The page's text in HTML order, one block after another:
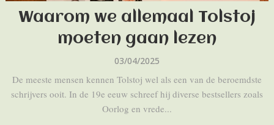
Waarom we allemaal Tolstoj
moeten gaan lezen
03/04/2025
De meeste mensen kennen Tolstoj wel als een van de beroemdste
schrijvers ooit. In de 19e eeuw schreef hij diverse bestsellers zoals
Oorlog en vrede...